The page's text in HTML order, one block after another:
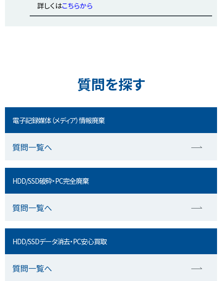
詳しくはこちらから
質問を探す
電子記録媒体（メディア）情報廃棄
質問一覧へ
HDD/SSD破砕・PC完全廃棄
質問一覧へ
HDD/SSDデータ消去・PC安心買取
質問一覧へ